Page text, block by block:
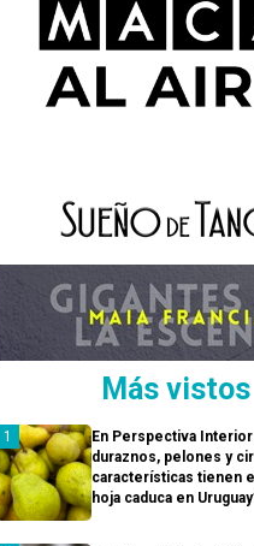
Más vistos
En Perspectiva
duraznos, pelones y
características tienen
hoja caduca en